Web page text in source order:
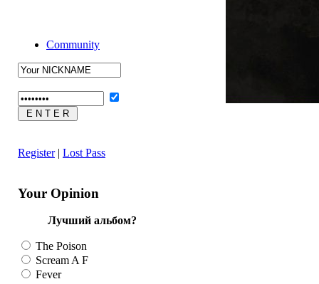
Community
Register| Lost Pass
Your Opinion
Лучший альбом?
The Poison
Scream A F
Fever